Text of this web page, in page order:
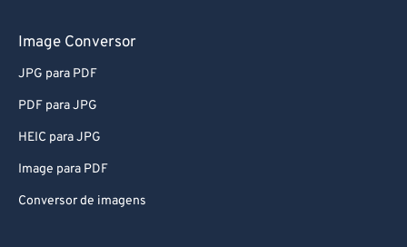
Image Conversor
JPG para PDF
PDF para JPG
HEIC para JPG
Image para PDF
Conversor de imagens